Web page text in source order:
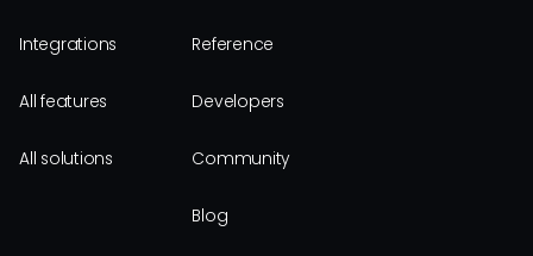
Integrations
All features
All solutions
Reference
Developers
Community
Blog